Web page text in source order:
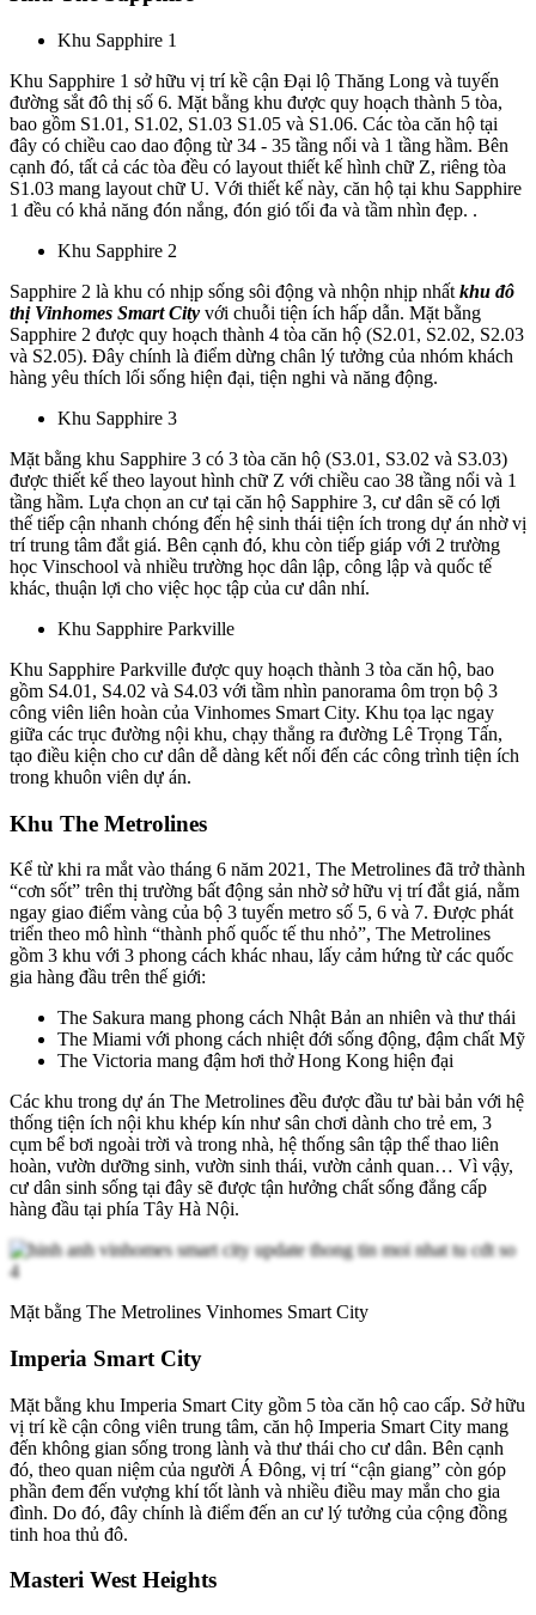
Khu Sapphire 1
Khu Sapphire 1 sở hữu vị trí kề cận Đại lộ Thăng Long và tuyến
đường sắt đô thị số 6. Mặt bằng khu được quy hoạch thành 5 tòa,
bao gồm S1.01, S1.02, S1.03 S1.05 và S1.06. Các tòa căn hộ tại
đây có chiều cao dao động từ 34 - 35 tầng nổi và 1 tầng hầm. Bên
cạnh đó, tất cả các tòa đều có layout thiết kế hình chữ Z, riêng tòa
S1.03 mang layout chữ U. Với thiết kế này, căn hộ tại khu Sapphire
1 đều có khả năng đón nắng, đón gió tối đa và tầm nhìn đẹp. .
Khu Sapphire 2
Sapphire 2 là khu có nhịp sống sôi động và nhộn nhịp nhất khu đô
thị Vinhomes Smart City với chuỗi tiện ích hấp dẫn. Mặt bằng
Sapphire 2 được quy hoạch thành 4 tòa căn hộ (S2.01, S2.02, S2.03
và S2.05). Đây chính là điểm dừng chân lý tưởng của nhóm khách
hàng yêu thích lối sống hiện đại, tiện nghi và năng động.
Khu Sapphire 3
Mặt bằng khu Sapphire 3 có 3 tòa căn hộ (S3.01, S3.02 và S3.03)
được thiết kế theo layout hình chữ Z với chiều cao 38 tầng nổi và 1
tầng hầm. Lựa chọn an cư tại căn hộ Sapphire 3, cư dân sẽ có lợi
thế tiếp cận nhanh chóng đến hệ sinh thái tiện ích trong dự án nhờ vị
trí trung tâm đắt giá. Bên cạnh đó, khu còn tiếp giáp với 2 trường
học Vinschool và nhiều trường học dân lập, công lập và quốc tế
khác, thuận lợi cho việc học tập của cư dân nhí.
Khu Sapphire Parkville
Khu Sapphire Parkville được quy hoạch thành 3 tòa căn hộ, bao
gồm S4.01, S4.02 và S4.03 với tầm nhìn panorama ôm trọn bộ 3
công viên liên hoàn của Vinhomes Smart City. Khu tọa lạc ngay
giữa các trục đường nội khu, chạy thẳng ra đường Lê Trọng Tấn,
tạo điều kiện cho cư dân dễ dàng kết nối đến các công trình tiện ích
trong khuôn viên dự án.
Khu The Metrolines
Kể từ khi ra mắt vào tháng 6 năm 2021, The Metrolines đã trở thành
“cơn sốt” trên thị trường bất động sản nhờ sở hữu vị trí đắt giá, nằm
ngay giao điểm vàng của bộ 3 tuyến metro số 5, 6 và 7. Được phát
triển theo mô hình “thành phố quốc tế thu nhỏ”, The Metrolines
gồm 3 khu với 3 phong cách khác nhau, lấy cảm hứng từ các quốc
gia hàng đầu trên thế giới:
The Sakura mang phong cách Nhật Bản an nhiên và thư thái
The Miami với phong cách nhiệt đới sống động, đậm chất Mỹ
The Victoria mang đậm hơi thở Hong Kong hiện đại
Các khu trong dự án The Metrolines đều được đầu tư bài bản với hệ
thống tiện ích nội khu khép kín như sân chơi dành cho trẻ em, 3
cụm bể bơi ngoài trời và trong nhà, hệ thống sân tập thể thao liên
hoàn, vườn dưỡng sinh, vườn sinh thái, vườn cảnh quan… Vì vậy,
cư dân sinh sống tại đây sẽ được tận hưởng chất sống đẳng cấp
hàng đầu tại phía Tây Hà Nội.
Mặt bằng The Metrolines Vinhomes Smart City
Imperia Smart City
Mặt bằng khu Imperia Smart City gồm 5 tòa căn hộ cao cấp. Sở hữu
vị trí kề cận công viên trung tâm, căn hộ Imperia Smart City mang
đến không gian sống trong lành và thư thái cho cư dân. Bên cạnh
đó, theo quan niệm của người Á Đông, vị trí “cận giang” còn góp
phần đem đến vượng khí tốt lành và nhiều điều may mắn cho gia
đình. Do đó, đây chính là điểm đến an cư lý tưởng của cộng đồng
tinh hoa thủ đô.
Masteri West Heights